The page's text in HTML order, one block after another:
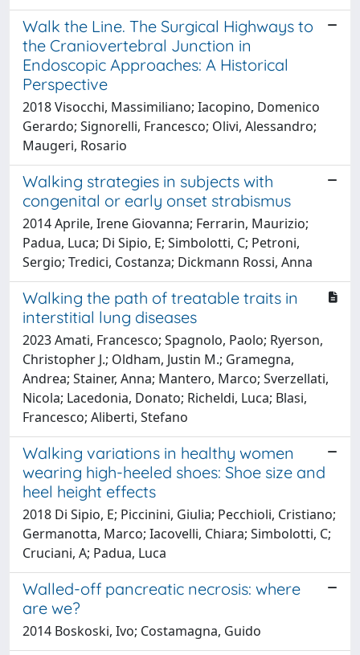
Walk the Line. The Surgical Highways to
the Craniovertebral Junction in
Endoscopic Approaches: A Historical
Perspective
2018 Visocchi, Massimiliano; Iacopino, Domenico
Gerardo; Signorelli, Francesco; Olivi, Alessandro;
Maugeri, Rosario
Walking strategies in subjects with
congenital or early onset strabismus
2014 Aprile, Irene Giovanna; Ferrarin, Maurizio;
Padua, Luca; Di Sipio, E; Simbolotti, C; Petroni,
Sergio; Tredici, Costanza; Dickmann Rossi, Anna
Walking the path of treatable traits in
interstitial lung diseases
2023 Amati, Francesco; Spagnolo, Paolo; Ryerson,
Christopher J.; Oldham, Justin M.; Gramegna,
Andrea; Stainer, Anna; Mantero, Marco; Sverzellati,
Nicola; Lacedonia, Donato; Richeldi, Luca; Blasi,
Francesco; Aliberti, Stefano
Walking variations in healthy women
wearing high-heeled shoes: Shoe size and
heel height effects
2018 Di Sipio, E; Piccinini, Giulia; Pecchioli, Cristiano;
Germanotta, Marco; Iacovelli, Chiara; Simbolotti, C;
Cruciani, A; Padua, Luca
Walled-off pancreatic necrosis: where
are we?
2014 Boskoski, Ivo; Costamagna, Guido